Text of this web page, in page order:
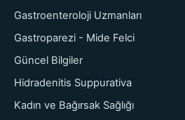
Gastroenteroloji Uzmanları
Gastroparezi - Mide Felci
Güncel Bilgiler
Hidradenitis Suppurativa
Kadın ve Bağırsak Sağlığı